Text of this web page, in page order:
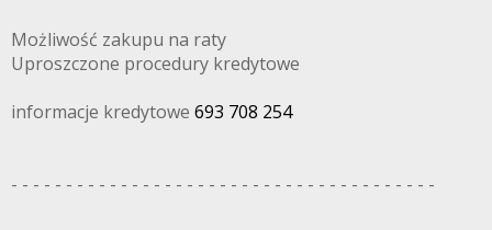
Możliwość zakupu na raty
Uproszczone procedury kredytowe
informacje kredytowe 693 708 254
- - - - - - - - - - - - - - - - - - - - - - - - - - - - - - - - - - - - - - -